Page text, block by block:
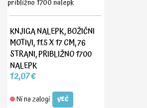
KNJIGA NALEPK, BOŽIČNI
MOTIVI, 11.5 X 17 CM, 76
STRANI, PRIBLIŽNO 1700
NALEPK
12,07€
Ni na zalogi VEČ